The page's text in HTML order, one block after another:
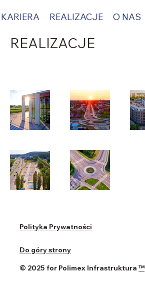
KARIERA REALIZACJE O NAS
REALIZACJE
Polityka Prywatności
Do góry strony
© 2025 for Polimex Infrastruktura™